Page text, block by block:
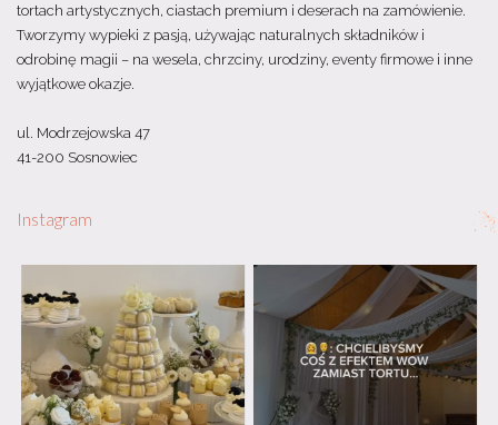
tortach artystycznych, ciastach premium i deserach na zamówienie.
Tworzymy wypieki z pasją, używając naturalnych składników i
odrobinę magii – na wesela, chrzciny, urodziny, eventy firmowe i inne
wyjątkowe okazje.
ul. Modrzejowska 47
41-200 Sosnowiec
Instagram